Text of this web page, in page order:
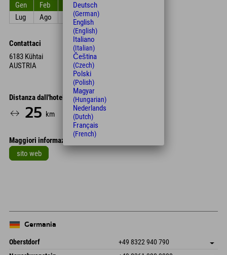
Gen
Feb Mar Apr
Lug
Ago Ott
Contattaci
6183 Kühtai
AUSTRIA
Distanza dall'hotel
25 km 32
Maggiori informazioni
sito web
Germania
Oberstdorf +49 8322 940 790
An der Breitach 3
Salva indirizzo
Deutsch
(German)
English
(English)
Italiano
(Italian)
Čeština
(Czech)
Polski
(Polish)
Magyar
(Hungarian)
Nederlands
(Dutch)
Français
(French)